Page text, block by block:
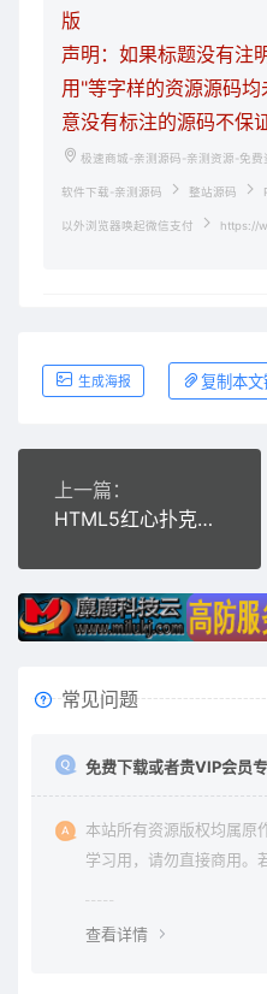
版
声明：如果标题没有注
用"等字样的资源源码
意没有标注的源码不保
极速商城-亲测源码-亲测资源-免
软件下载-亲测源码 整站源码
以外浏览器唤起微信支付 https://
生成海报 复制本文
上一篇：
HTML5红心扑克牌游戏源码下载
常见问题
免费下载或者贵VIP会员
本站所有资源版权均属原
学习用，请勿直接商用。
查看详情